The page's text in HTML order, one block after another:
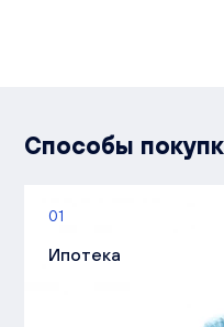
Способы
01
Ипотека